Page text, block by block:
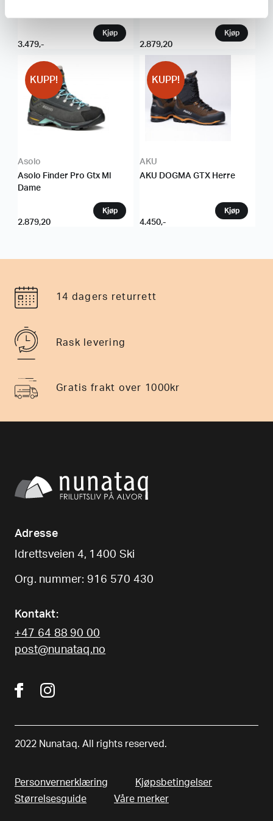
3.479,- 2.879,20
KUPP!
Asolo
Asolo Finder Pro Gtx Ml
Dame
2.879,20
KUPP!
AKU
AKU DOGMA GTX Herre
4.450,-
14 dagers returrett
Rask levering
Gratis frakt over 1000kr
Adresse
Idrettsveien 4, 1400 Ski
Org. nummer: 916 570 430
Kontakt:
+47 64 88 90 00
post@nunataq.no
2022 Nunataq. All rights reserved.
Personvernerklæring
Kjøpsbetingelser
Størrelsesguide
Våre merker